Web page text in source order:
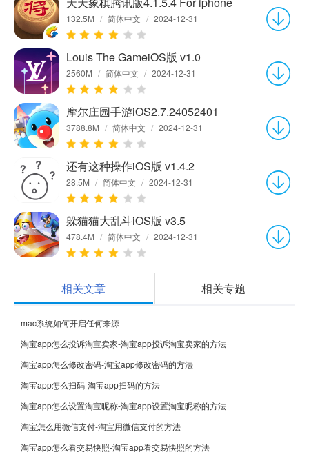
132.5M / 简体中文 / 2024-12-31
Louis The GameiOS版 v1.0
2560M / 简体中文 / 2024-12-31
摩尔庄园手游iOS2.7.24052401
3788.8M / 简体中文 / 2024-12-31
还有这种操作iOS版 v1.4.2
28.5M / 简体中文 / 2024-12-31
躲猫猫大乱‪斗iOS版 v3.5
478.4M / 简体中文 / 2024-12-31
相关文章 相关专题
mac系统如何开启任何来源
淘宝app怎么投诉淘宝卖家-淘宝app投诉淘宝卖家的方法
淘宝app怎么修改密码-淘宝app修改密码的方法
淘宝app怎么扫码-淘宝app扫码的方法
淘宝app怎么设置淘宝昵称-淘宝app设置淘宝昵称的方法
淘宝怎么用微信支付-淘宝用微信支付的方法
淘宝app怎么看交易快照-淘宝app看交易快照的方法